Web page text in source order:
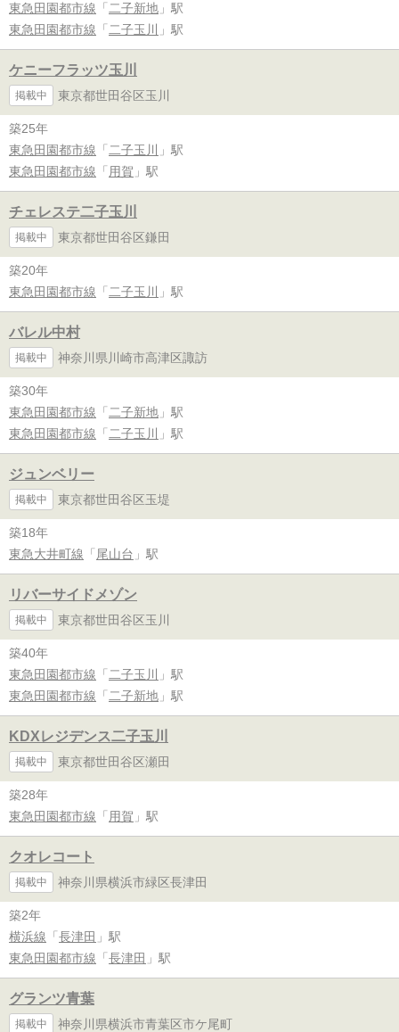
東急田園都市線 「 二子新地 」駅
東急田園都市線 「 二子玉川 」駅
ケニーフラッツ玉川
掲載中 東京都世田谷区玉川
築25年
東急田園都市線 「 二子玉川
」駅
東急田園都市線 「 用賀 」駅
チェレステ二子玉川
掲載中 東京都世田谷区鎌田
築20年
東急田園都市線 「 二子玉川 」駅
バレル中村
掲載中 神奈川県川崎市高津区諏訪
築30年
東急田園都市線 「 二子新地 」駅
東急田園都市線 「 二子玉川 」駅
ジュンベリー
掲載中 東京都世田谷区玉堤
築18年
東急大井町線 「 尾山台 」駅
リバーサイドメゾン
掲載中 東京都世田谷区玉川
築40年
東急田園都市線 「 二子玉川
」駅
東急田園都市線 「 二子新地 」駅
KDXレジデンス二子玉川
掲載中 東京都世田谷区瀬田
築28年
東急田園都市線 「 用賀 」駅
クオレコート
掲載中 神奈川県横浜市緑区長津田
築2年
横浜線 「 長津田 」駅
東急田園都市線 「 長津田 」駅
グランツ青葉
掲載中 神奈川県横浜市青葉区市ケ尾町